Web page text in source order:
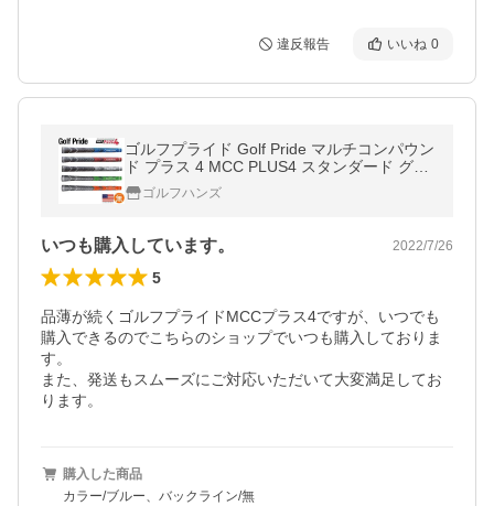
違反報告 いいね 0
ゴルフプライド Golf Pride マルチコンパウン
ド プラス 4 MCC PLUS4 スタンダード グリ
ップ ゴルフ ウッド アイアン用 MCCS
ゴルフハンズ
いつも購入しています。 2022/7/26
5
品薄が続くゴルフプライドMCCプラス4ですが、いつでも
購入できるのでこちらのショップでいつも購入しておりま
す。
また、発送もスムーズにご対応いただいて大変満足してお
ります。
購入した商品
カラー/ブルー、バックライン/無